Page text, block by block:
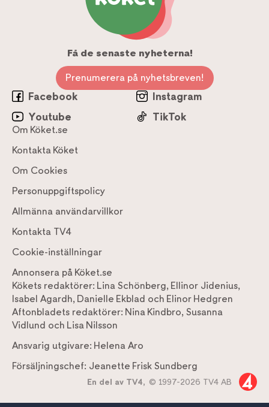
Få de senaste nyheterna!
Prenumerera på nyhetsbreven!
Facebook
Instagram
Youtube
TikTok
Om Köket.se
Kontakta Köket
Om Cookies
Personuppgiftspolicy
Allmänna användarvillkor
Kontakta TV4
Cookie-inställningar
Annonsera på Köket.se
Kökets redaktörer: Lina Schönberg, Ellinor Jidenius,
Isabel Agardh, Danielle Ekblad och Elinor Hedgren
Aftonbladets redaktörer: Nina Kindbro, Susanna
Vidlund och Lisa Nilsson
Ansvarig utgivare: Helena Aro
Försäljningschef: Jeanette Frisk Sundberg
En del av TV4, © 1997-2026 TV4 AB